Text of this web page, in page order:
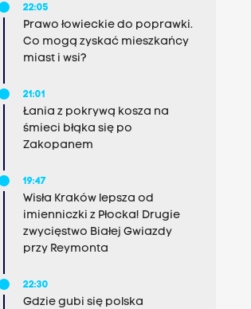
22:05
Prawo łowieckie do poprawki.
Co mogą zyskać mieszkańcy
miast i wsi?
21:01
Łania z pokrywą kosza na
śmieci błąka się po
Zakopanem
19:47
Wisła Kraków lepsza od
imienniczki z Płocka! Drugie
zwycięstwo Białej Gwiazdy
przy Reymonta
22:30
Gdzie gubi się polska